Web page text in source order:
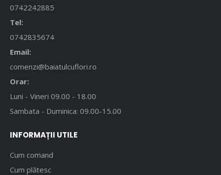
0742242885
Tel:
0742835674
Email:
comenzi@baiatulcuflori.ro
Orar:
Luni - Vineri 09.00 - 18.00
Sambata - Duminica: 09.00-15.00
INFORMAȚII UTILE
Cum comand
Cum plătesc